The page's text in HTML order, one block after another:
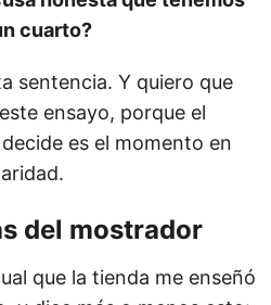
cuarto?
sentencia. Y quiero que
ensayo, porque el
es el momento en
del mostrador
que la tienda me enseñó